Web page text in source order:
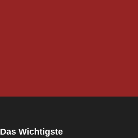
Das Wichtigste